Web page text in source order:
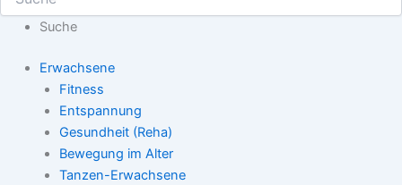
Suche
Erwachsene
Fitness
Entspannung
Gesundheit (Reha)
Bewegung im Alter
Tanzen-Erwachsene